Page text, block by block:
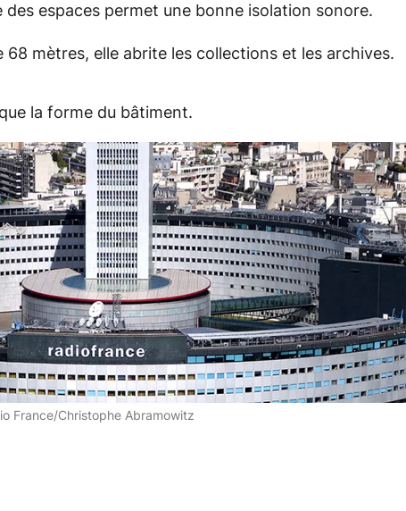
espaces permet une bonne isolation sonore.
68 mètres, elle abrite les collections et les archives.
la forme du bâtiment.
France/Christophe Abramowitz